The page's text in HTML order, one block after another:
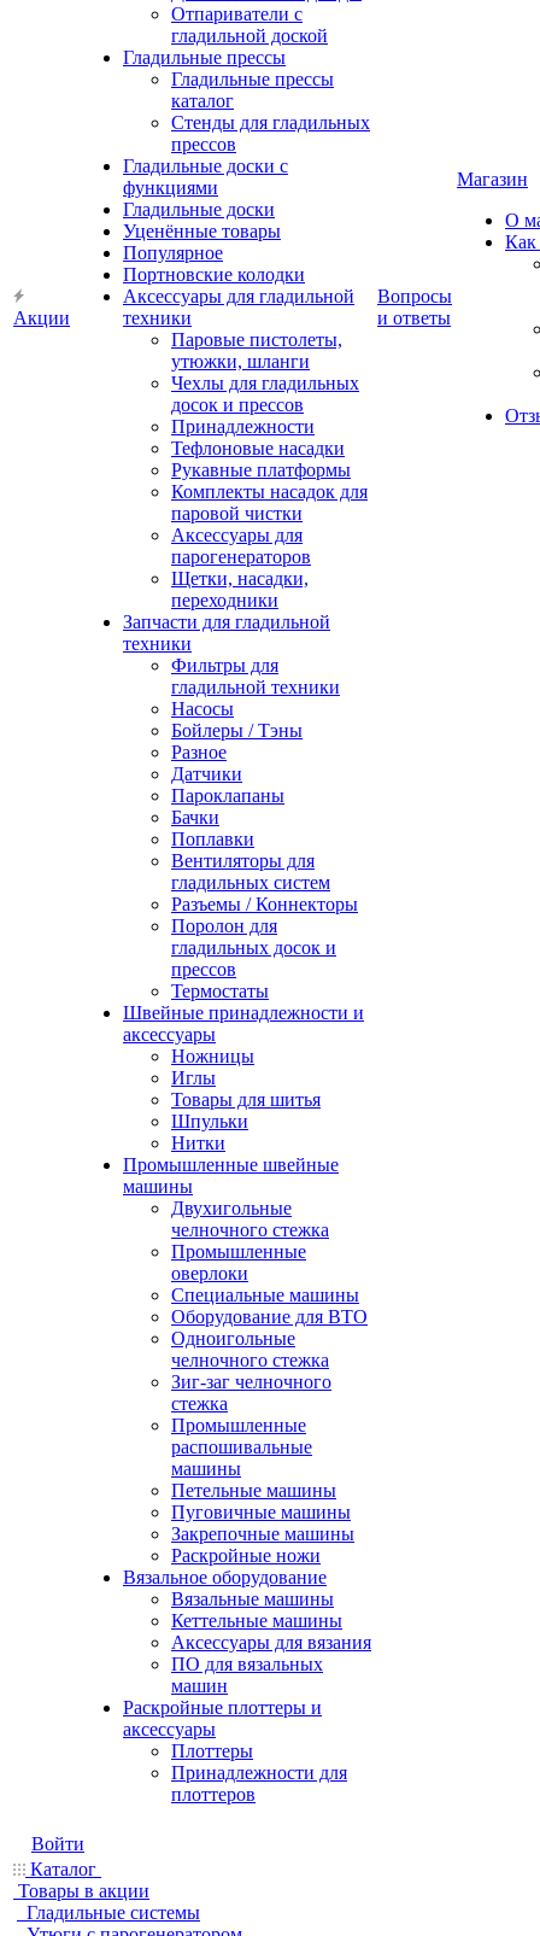
Акции
Отпариватели с
гладильной доской
Гладильные прессы
Гладильные прессы
каталог
Стенды для гладильных
прессов
Гладильные доски с
функциями
Гладильные доски
Уценённые товары
Популярное
Портновские колодки
Аксессуары для гладильной
техники
Паровые пистолеты,
утюжки, шланги
Чехлы для гладильных
досок и прессов
Принадлежности
Тефлоновые насадки
Рукавные платформы
Комплекты насадок для
паровой чистки
Аксессуары для
парогенераторов
Щетки, насадки,
переходники
Запчасти для гладильной
техники
Фильтры для
гладильной техники
Насосы
Бойлеры / Тэны
Разное
Датчики
Пароклапаны
Бачки
Поплавки
Вентиляторы для
гладильных систем
Разъемы / Коннекторы
Поролон для
гладильных досок и
прессов
Термостаты
Швейные принадлежности и
аксессуары
Ножницы
Иглы
Товары для шитья
Шпульки
Нитки
Промышленные швейные
машины
Двухигольные
челночного стежка
Промышленные
оверлоки
Специальные машины
Оборудование для ВТО
Одноигольные
челночного стежка
Зиг-заг челночного
стежка
Промышленные
распошивальные
машины
Петельные машины
Пуговичные машины
Закрепочные машины
Раскройные ножи
Вязальное оборудование
Вязальные машины
Кеттельные машины
Аксессуары для вязания
ПО для вязальных
машин
Раскройные плоттеры и
аксессуары
Плоттеры
Принадлежности для
плоттеров
Вопросы
и ответы
Магазин
О
Как
Войти
Каталог
Товары в акции
Гладильные системы